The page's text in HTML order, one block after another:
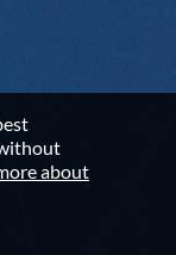
about